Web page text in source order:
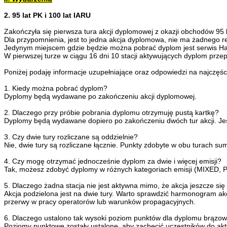
2. 95 lat PK i 100 lat IARU
Zakończyła się pierwsza tura akcji dyplomowej z okazji obchodów
Dla przypomnienia, jest to jedna akcja dyplomowa, nie ma żadnego
Jedynym miejscem gdzie będzie można pobrać dyplom jest serwis
W pierwszej turze w ciągu 16 dni 10 stacji aktywujących dyplom
Poniżej podaję informacje uzupełniające oraz odpowiedzi na
1. Kiedy można pobrać dyplom?
Dyplomy będą wydawane po zakończeniu akcji dyplomowej.
2. Dlaczego przy próbie pobrania dyplomu otrzymuję pustą kartkę?
Dyplomy będą wydawane dopiero po zakończeniu dwóch tur akcji.
3. Czy dwie tury rozliczane są oddzielnie?
Nie, dwie tury są rozliczane łącznie. Punkty zdobyte w obu turach
4. Czy mogę otrzymać jednocześnie dyplom za dwie i więcej emisji?
Tak, możesz zdobyć dyplomy w różnych kategoriach emisji (MIXED,
5. Dlaczego żadna stacja nie jest aktywna mimo, że akcja jeszcze się
Akcja podzielona jest na dwie tury. Warto sprawdzić harmonogram
przerwy w pracy operatorów lub warunków propagacyjnych.
6. Dlaczego ustalono tak wysoki poziom punktów dla dyplomu